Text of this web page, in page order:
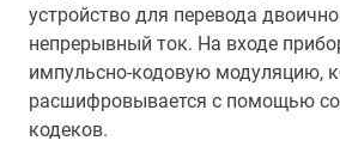
устройство для перевода
непрерывный ток. На входе
импульсно-кодовую модуляцию,
расшифровывается с помощью
кодеков.